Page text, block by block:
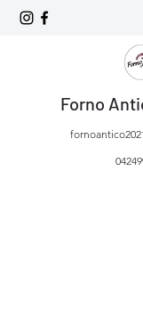
Forno